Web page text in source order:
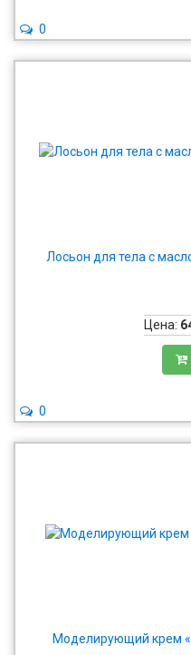
0
Лосьон для тела с
Цена:
0
Моделирующий крем